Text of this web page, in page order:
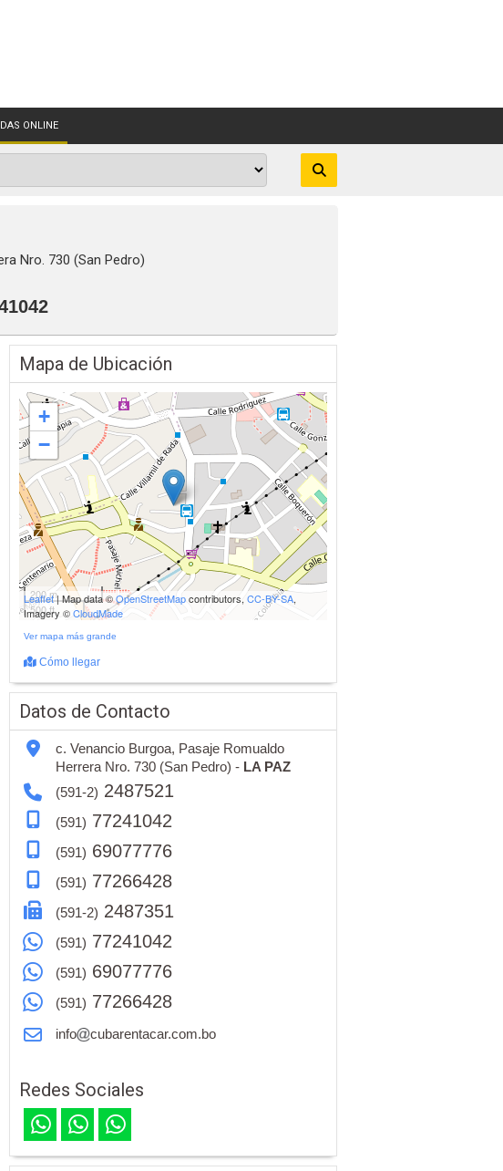
ONLINE
Nro. 730 (San Pedro)
Mapa de Ubicación
+
−
200 m
500 ft
Leaflet| Map data ©OpenStreetMapcontributors, CC-BY-SA,
Imagery ©CloudMade
Ver mapa más grande
Cómo llegar
Datos de Contacto
c. Venancio Burgoa, Pasaje Romualdo
Herrera Nro. 730 (San Pedro) - LA PAZ
(591-2) 2487521
(591) 77241042
(591) 69077776
(591) 77266428
(591-2) 2487351
(591) 77241042
(591) 69077776
(591) 77266428
info cubarentacar.com.bo
Redes Sociales